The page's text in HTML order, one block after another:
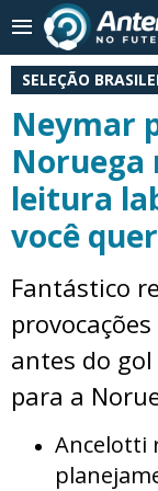
SELEÇÃO
Neymar
Noruega
leitura
você
Fantástico
antes do
para a
Ancelotti